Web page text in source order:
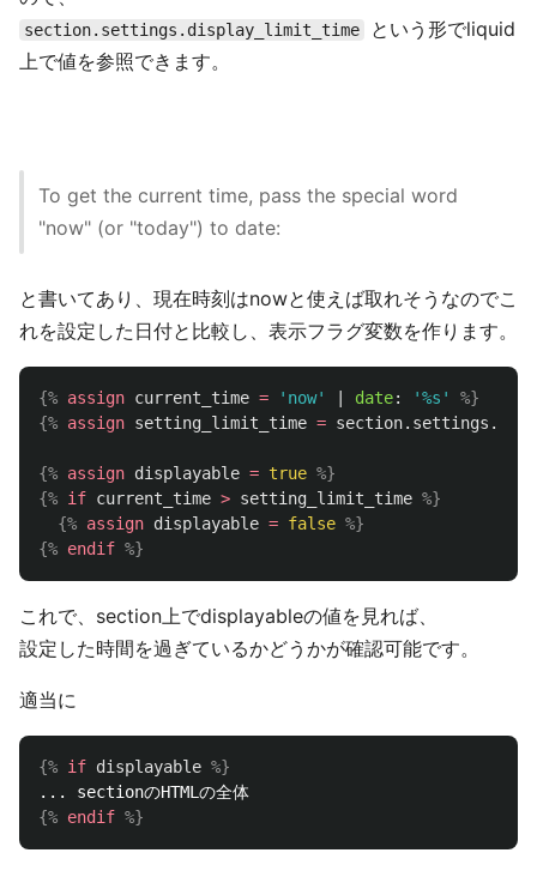
section.settings.display_limit_time
という形でliquid
上で値を参照できます。
To get the current time, pass the special word
"now" (or "today") to date:
と書いてあり、現在時刻はnowと使えば取れそうなのでこ
れを設定した日付と比較し、表示フラグ変数を作ります。
{% assign current_time = 'now' date: '%s'
%}
{% assign setting_limit_time = section. settings .
{% assign displayable = true %}
{% if current_time > setting_limit_time %}
{% assign displayable = false %}
{% endif %}
これで、section上でdisplayableの値を見れば、
設定した時間を過ぎているかどうかが確認可能です。
適当に
{% if displayable %}
{% endif %}